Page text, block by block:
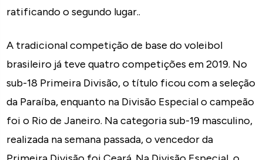
ratificando o segundo lugar..
A tradicional competição de base do voleibol
brasileiro já teve quatro competições em 2019. No
sub-18 Primeira Divisão, o título ficou com a seleção
da Paraíba, enquanto na Divisão Especial o campeão
foi o Rio de Janeiro. Na categoria sub-19 masculino,
realizada na semana passada, o vencedor da